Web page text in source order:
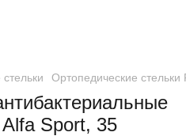
Ортопедические стельки
Sport, 35